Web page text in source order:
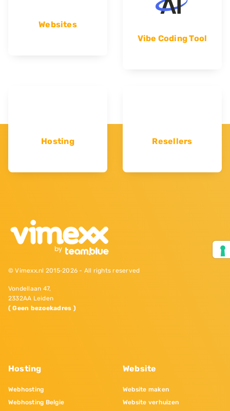
Websites
Vibe Coding Tool
Hosting Resellers
© Vimexx.nl 2015‐2026 - All rights reserved
Vondellaan 47,
2332AA Leiden
( Geen bezoekadres )
Hosting
Webhosting
Webhosting Belgie
Website
Website maken
Website verhuizen